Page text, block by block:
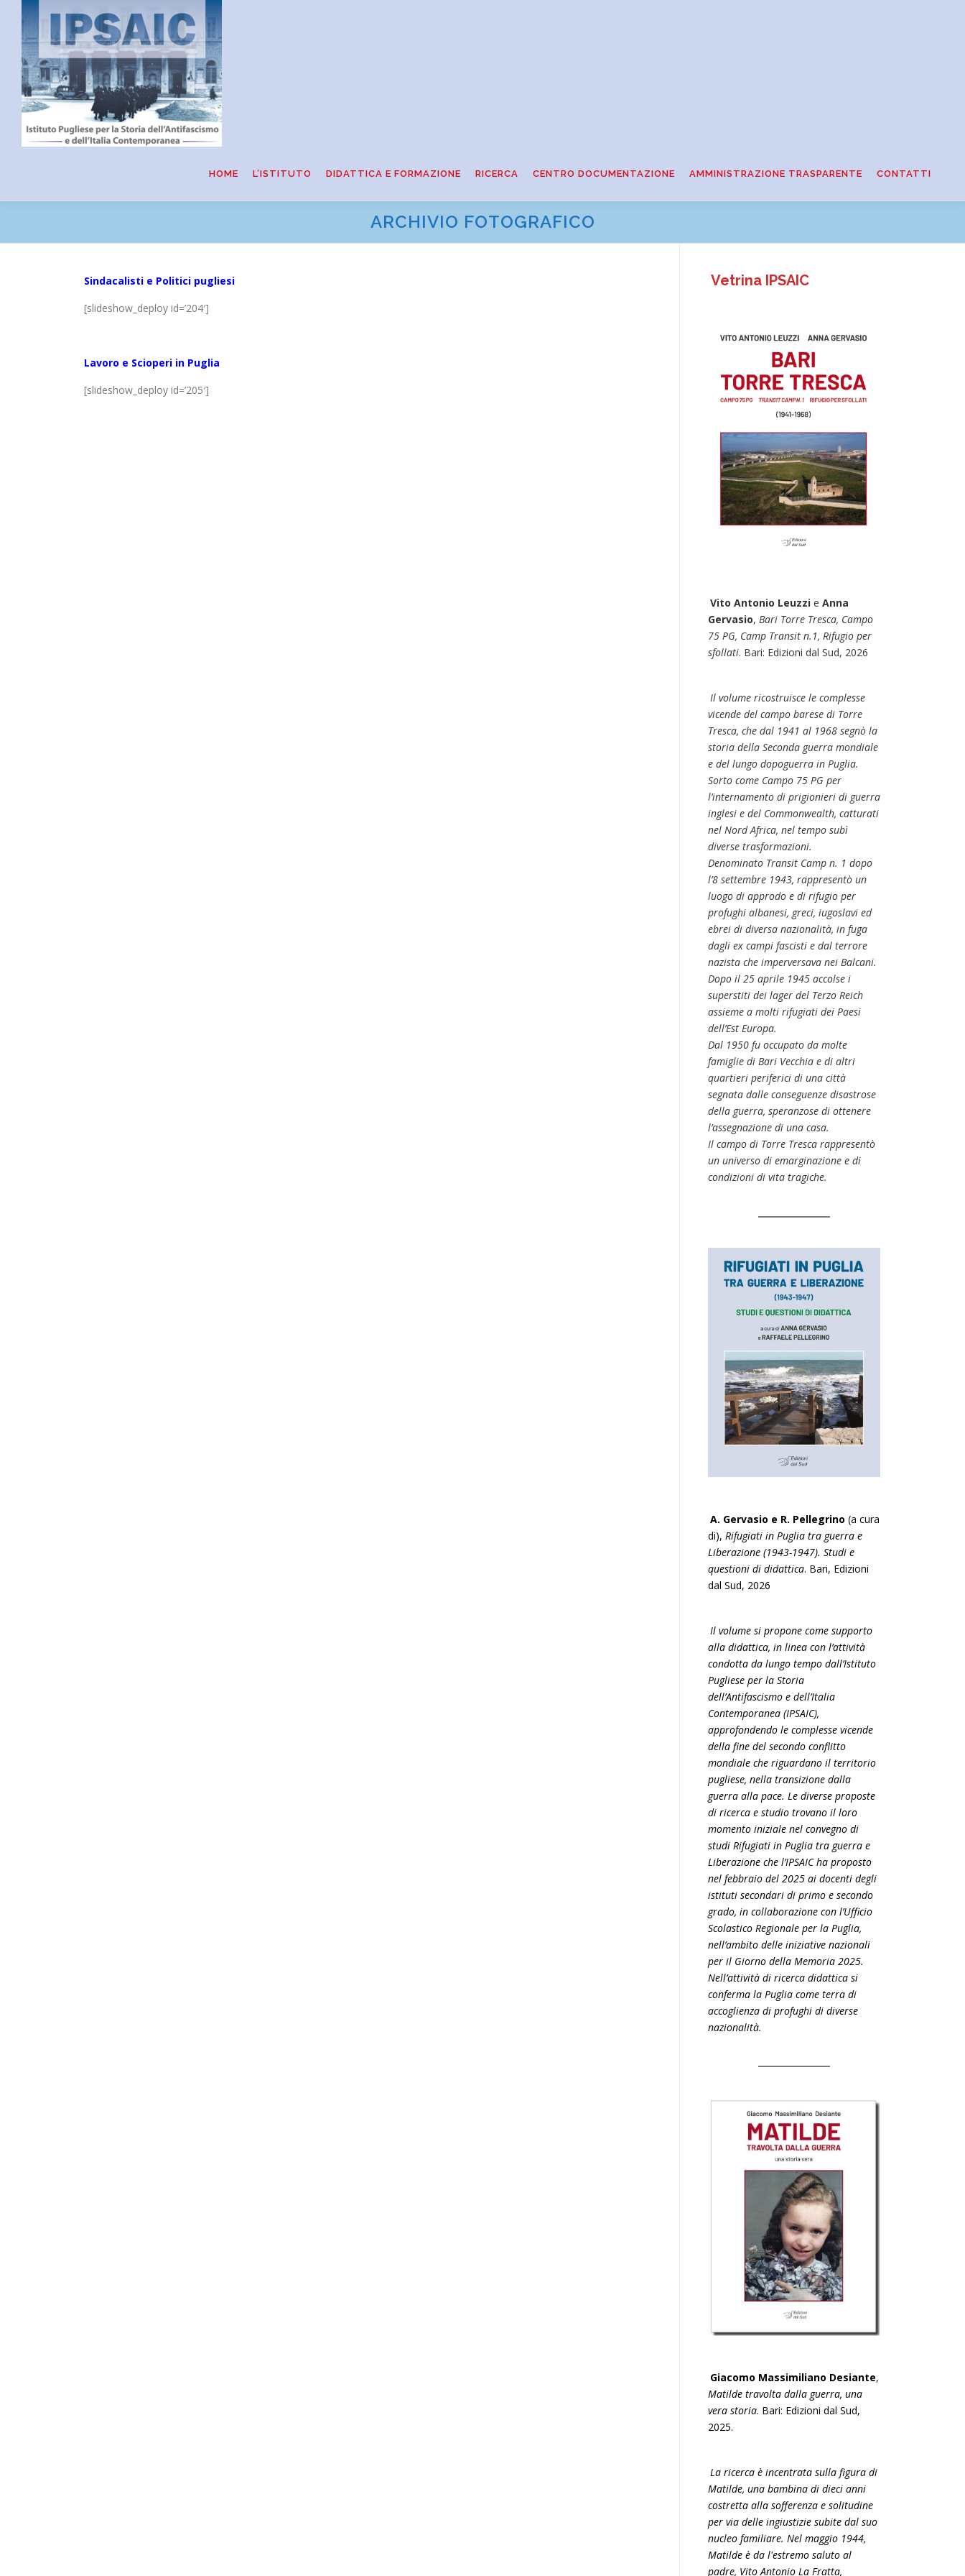
Passa
contenuto
HOME L’ISTITUTO DIDATTICA E FORMAZIONE RICERCA CENTRO DOCUMENTAZIONE AMMINISTRAZIONE TRASPARENTE CONTATTI
ARCHIVIO FOTOGRAFICO
Sindacalisti e Politici pugliesi
[slideshow_deploy id=’204′]
Lavoro e Scioperi in Puglia
[slideshow_deploy id=’205′]
Vetrina IPSAIC
Vito Antonio Leuzzie Anna
Gervasio, Bari Torre Tresca, Campo
75 PG, Camp Transit n.1, Rifugio per
sfollati. Bari: Edizioni dal Sud, 2026
Il volume ricostruisce le complesse
vicende del campo barese di Torre
Tresca, che dal 1941 al 1968 segnò la
storia della Seconda guerra mondiale
e del lungo dopoguerra in Puglia.
Sorto come Campo 75 PG per
l’internamento di prigionieri di guerra
inglesi e del Commonwealth, catturati
nel Nord Africa, nel tempo subì
diverse trasformazioni.
Denominato Transit Camp n. 1 dopo
l’8 settembre 1943, rappresentò un
luogo di approdo e di rifugio per
profughi albanesi, greci, iugoslavi ed
ebrei di diversa nazionalità, in fuga
dagli ex campi fascisti e dal terrore
nazista che imperversava nei Balcani.
Dopo il 25 aprile 1945 accolse i
superstiti dei lager del Terzo Reich
assieme a molti rifugiati dei Paesi
dell’Est Europa.
Dal 1950 fu occupato da molte
famiglie di Bari Vecchia e di altri
quartieri periferici di una città
segnata dalle conseguenze disastrose
della guerra, speranzose di ottenere
l’assegnazione di una casa.
Il campo di Torre Tresca rappresentò
un universo di emarginazione e di
condizioni di vita tragiche.
A. Gervasio e R. Pellegrino (a cura
di), Rifugiati in Puglia tra guerra e
Liberazione (1943-1947). Studi e
questioni di didattica. Bari, Edizioni
dal Sud, 2026
Il volume si propone come supporto
alla didattica, in linea con l’attività
condotta da lungo tempo dall’Istituto
Pugliese per la Storia
dell’Antifascismo e dell’Italia
Contemporanea (IPSAIC),
approfondendo le complesse vicende
della fine del secondo conflitto
mondiale che riguardano il territorio
pugliese, nella transizione dalla
guerra alla pace. Le diverse proposte
di ricerca e studio trovano il loro
momento iniziale nel convegno di
studi Rifugiati in Puglia tra guerra e
Liberazione che l’IPSAIC ha proposto
nel febbraio del 2025 ai docenti degli
istituti secondari di primo e secondo
grado, in collaborazione con l’Ufficio
Scolastico Regionale per la Puglia,
nell’ambito delle iniziative nazionali
per il Giorno della Memoria 2025.
Nell’attività di ricerca didattica si
conferma la Puglia come terra di
accoglienza di profughi di diverse
nazionalità.
Giacomo Massimiliano Desiante,
Matilde travolta dalla guerra, una
vera storia. Bari: Edizioni dal Sud,
2025.
La ricerca è incentrata sulla figura di
Matilde, una bambina di dieci anni
costretta alla sofferenza e solitudine
per via delle ingiustizie subite dal suo
nucleo familiare. Nel maggio 1944,
Matilde è da l'estremo saluto al
padre, Vito Antonio La Fratta,